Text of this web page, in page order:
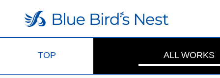
TOP ALL WORKS